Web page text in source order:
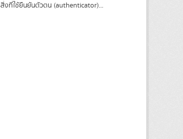
งที่ใช้ยืนยันตัวตน (authenticator)...